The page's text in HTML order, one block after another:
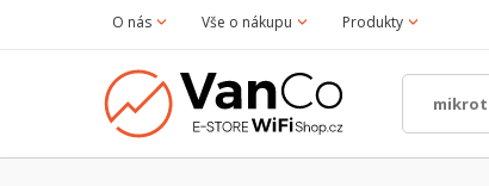
O nás Vše o nákupu Produkty